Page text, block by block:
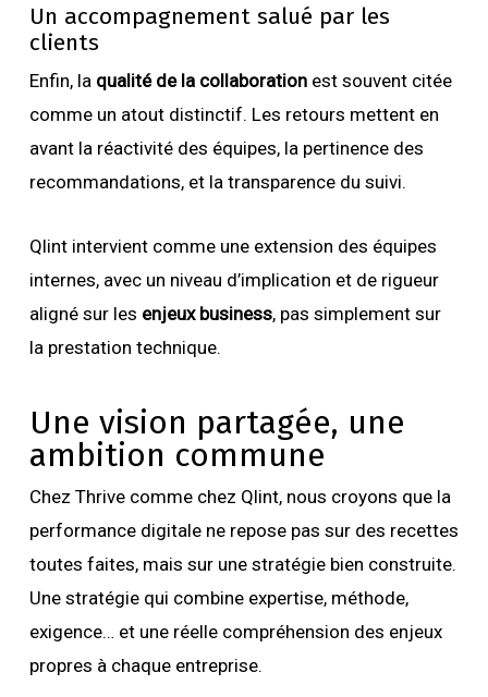
Un accompagnement salué par les
clients
Enfin, la qualité de la collaborationest souvent citée
comme un atout distinctif. Les retours mettent en
avant la réactivité des équipes, la pertinence des
recommandations, et la transparence du suivi.
Qlint intervient comme une extension des équipes
internes, avec un niveau d’implication et de rigueur
aligné sur les enjeux business, pas simplement sur
la prestation technique.
Une vision partagée, une
ambition commune
Chez Thrive comme chez Qlint, nous croyons que la
performance digitale ne repose pas sur des recettes
toutes faites, mais sur une stratégie bien construite.
Une stratégie qui combine expertise, méthode,
exigence… et une réelle compréhension des enjeux
propres à chaque entreprise.